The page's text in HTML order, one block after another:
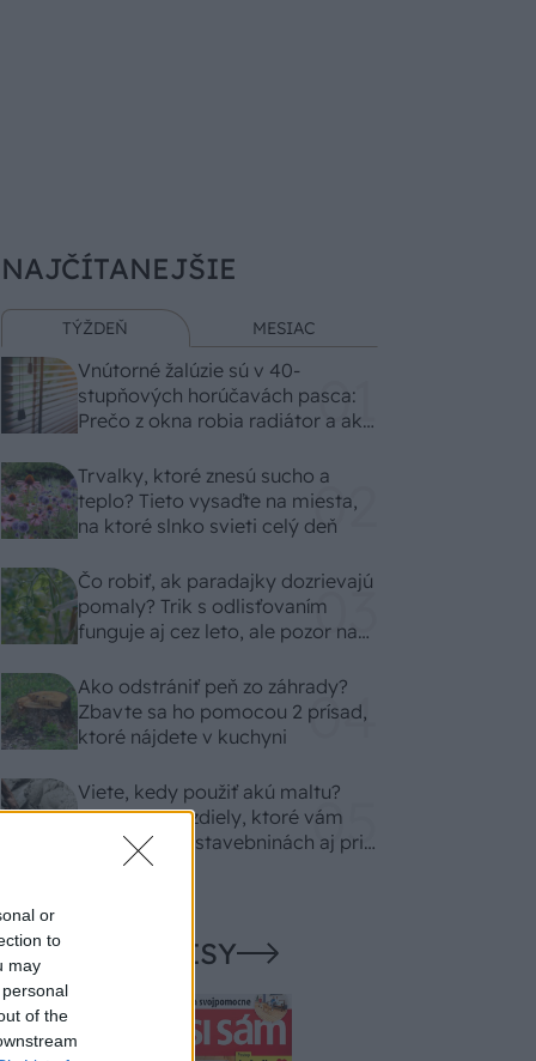
or
to
may
of the
NAJČÍTANEJŠIE
TÝŽDEŇ MESIAC
Vnútorné žalúzie sú v 40-
stupňových horúčavách pasca:
Prečo z okna robia radiátor a ako
Trvalky, ktoré znesú sucho a
teplo? Tieto vysaďte na miesta,
na ktoré slnko svieti celý deň
Čo robiť, ak paradajky dozrievajú
pomaly? Trik s odlisťovaním
funguje aj cez leto, ale pozor na
Ako odstrániť peň zo záhrady?
Zbavte sa ho pomocou 2 prísad,
ktoré nájdete v kuchyni
Viete, kedy použiť akú maltu?
Spoznajte rozdiely, ktoré vám
ušetria čas v stavebninách aj pri
práci
NAŠE ČASOPISY